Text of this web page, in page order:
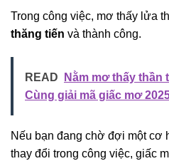
Trong công việc, mơ thấy lửa
thăng tiến và thành công.
READ
Nằm mơ thấy thần
Cùng giải mã giấc mơ
Nếu bạn đang chờ đợi một cơ
thay đổi trong công việc, giấc